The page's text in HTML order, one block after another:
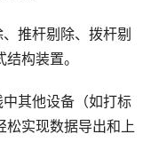
推杆剔除、拨杆剔
构装置。
其他设备（如打标
松实现数据导出和上